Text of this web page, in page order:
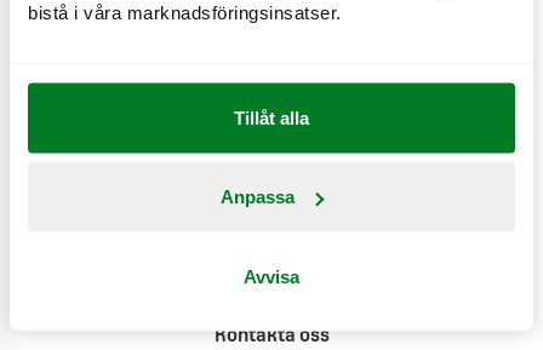
bistå i våra marknadsföringsinsatser.
Tillåt alla
Anpassa
Avvisa
Kontakta oss